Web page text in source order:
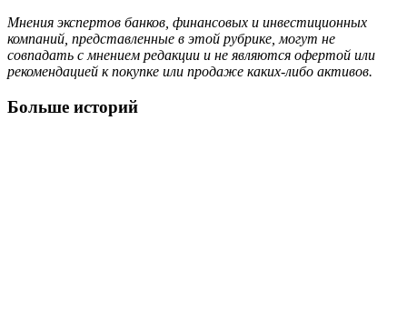
Мнения экспертов банков, финансовых и инвестиционных
компаний, представленные в этой рубрике, могут не
совпадать с мнением редакции и не являются офертой или
рекомендацией к покупке или продаже каких-либо активов.
Больше историй